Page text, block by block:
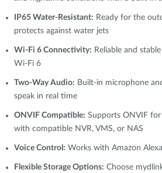
IP65 Water-Resistant: Ready for the
protects against water jets
Wi-Fi 6 Connectivity: Reliable and
Wi-Fi 6
Two-Way Audio: Built-in microphone
speak in real time
ONVIF Compatible: Supports ONVIF
with compatible NVR, VMS, or NAS
Voice Control: Works with Amazon
Flexible Storage Options: Choose